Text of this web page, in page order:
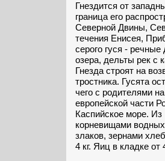
Гнездится от
граница его
Северной Двины,
течения Енисея,
серого гуся -
озера, дельты рек с
Гнезда строят на
тростника. Гусята
чего с родителями
европейской части
Каспийское море.
корневищами
злаков, зернами
4 кг. Яиц в кладке от